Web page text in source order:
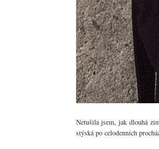
Netušila jsem, jak dlouhá
stýská po celodenních